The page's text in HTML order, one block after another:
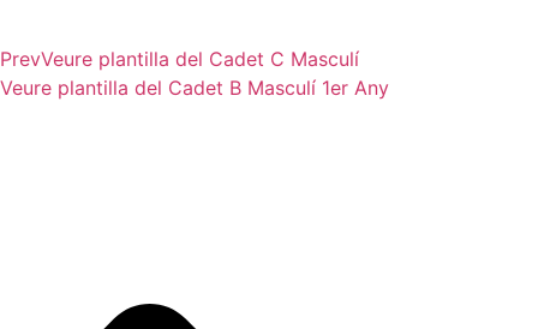
PrevVeure plantilla del Cadet C Masculí
Veure plantilla del Cadet B Masculí 1er Any